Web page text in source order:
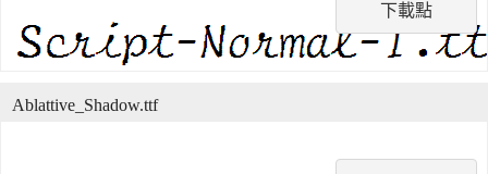
下載點
Ablattive_Shadow.ttf